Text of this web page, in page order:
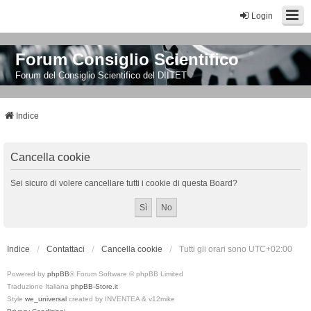
Login
Forum Consiglio Scientifico
Forum del Consiglio Scientifico del DIITET
Indice
Cancella cookie
Sei sicuro di volere cancellare tutti i cookie di questa Board?
Indice Contattaci Cancella cookie Tutti gli orari sono UTC+02:00
Powered by phpBB® Forum Software © phpBB Limited
Traduzione Italiana phpBB-Store.it
Style we_universal created by INVENTEA & v12mike